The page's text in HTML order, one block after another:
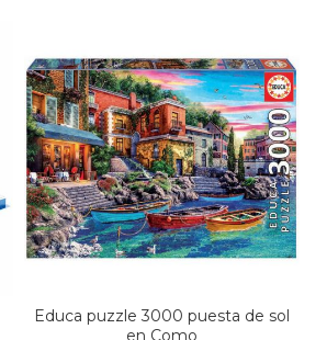
Educa puzzle 3000 puesta de sol
en Como